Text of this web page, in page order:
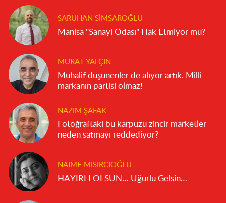
SARUHAN SIMSAROĞLU
Manisa "Sanayi Odası" Hak Etmiyor mu?
MURAT YALÇIN
Muhalif düşünenler de alıyor artık. Milli
markanın partisi olmaz!
NAZIM ŞAFAK
Fotoğraftaki bu karpuzu zincir marketler
neden satmayı reddediyor?
NAIME MISIRCIOĞLU
HAYIRLI OLSUN… Uğurlu Gelsin…